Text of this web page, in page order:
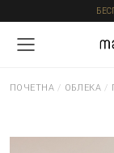
ПОЧЕТНА / ОБЛЕКА /